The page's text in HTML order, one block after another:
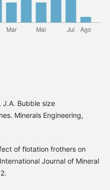
J.A. Bubble size
Minerals Engineering,
of flotation frothers on
Journal of Mineral